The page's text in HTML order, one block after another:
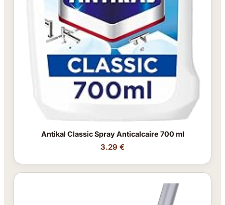
Antikal Classic Spray Anticalcaire 700 ml
3.29 €